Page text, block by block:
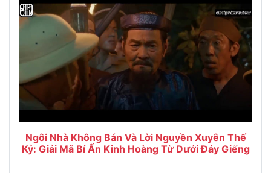
Ngôi Nhà Không Bán Và Lời Nguyền Xuyên Thế
Kỷ: Giải Mã Bí Ẩn Kinh Hoàng Từ Dưới Đáy Giếng